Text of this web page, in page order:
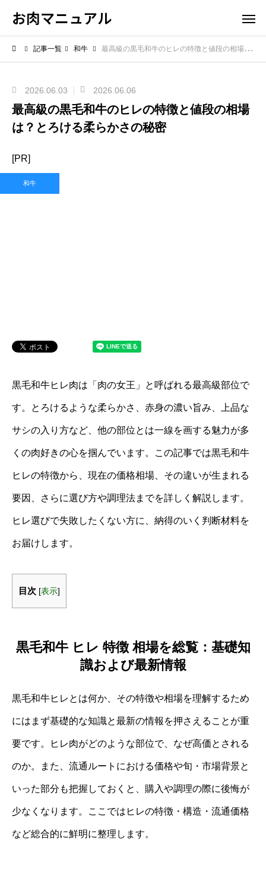
お肉マニュアル
記事一覧 和牛 最高級の黒毛和牛のヒレの特徴と値段の相場は？とろける柔らかさの秘密
2026.06.03 2026.06.06
最高級の黒毛和牛のヒレの特徴と値段の相場
は？とろける柔らかさの秘密
[PR]
和牛
黒毛和牛ヒレ肉は「肉の女王」と呼ばれる最高級部位で
す。とろけるような柔らかさ、赤身の濃い旨み、上品な
サシの入り方など、他の部位とは一線を画する魅力が多
くの肉好きの心を掴んでいます。この記事では黒毛和牛
ヒレの特徴から、現在の価格相場、その違いが生まれる
要因、さらに選び方や調理法までを詳しく解説します。
ヒレ選びで失敗したくない方に、納得のいく判断材料を
お届けします。
目次 [表示]
黒毛和牛 ヒレ 特徴 相場を総覧：基礎知
識および最新情報
黒毛和牛ヒレとは何か、その特徴や相場を理解するため
にはまず基礎的な知識と最新の情報を押さえることが重
要です。ヒレ肉がどのような部位で、なぜ高価とされる
のか。また、流通ルートにおける価格や旬・市場背景と
いった部分も把握しておくと、購入や調理の際に後悔が
少なくなります。ここではヒレの特徴・構造・流通価格
など総合的に鮮明に整理します。